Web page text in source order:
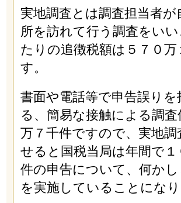
実地調査とは調査担当者が
所を訪れて行う調査をいい
たりの追徴税額は５７０万
す。
書面や電話等で申告誤りを
る、簡易な接触による調査
万７千件ですので、実地調
せると国税当局は年間で１
件の申告について、何か
を実施していることになり